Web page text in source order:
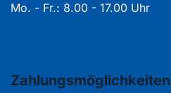
Mo. - Fr.: 8.00 - 17.00 Uhr
Zahlungsmöglichkeiten